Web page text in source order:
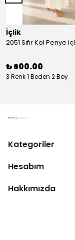
İçlik
₺ 600.00
3 Renk 1 Beden 2 Boy
Kategoriler
Hesabım
Hakkımızda